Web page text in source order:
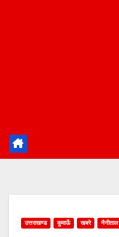
उत्तराखण्ड कुमाऊँ खबरे नैनीताल